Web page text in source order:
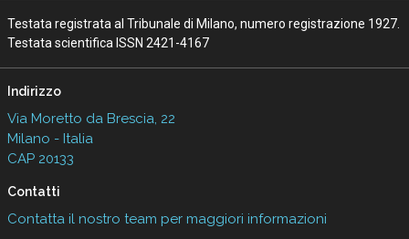
Testata registrata al Tribunale di Milano, numero registrazione 1927.
Testata scientifica ISSN 2421-4167
Indirizzo
Via Moretto da Brescia, 22
Milano - Italia
CAP 20133
Contatti
Contatta il nostro team per maggiori informazioni